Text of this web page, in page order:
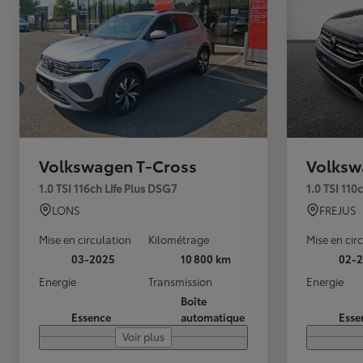
Volkswagen T-Cross
1.0 TSI 116ch Life Plus DSG7
LONS
Mise en circulation
03-2025
Kilométrage
10 800 km
Energie
Essence
Transmission
Boîte
automatique
Voir plus
1.0 TSI
FREJUS
Mise en
02-
Energie